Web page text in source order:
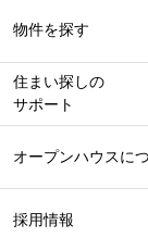
物件を探す
住まい探しの
サポート
オープンハウスに
採用情報